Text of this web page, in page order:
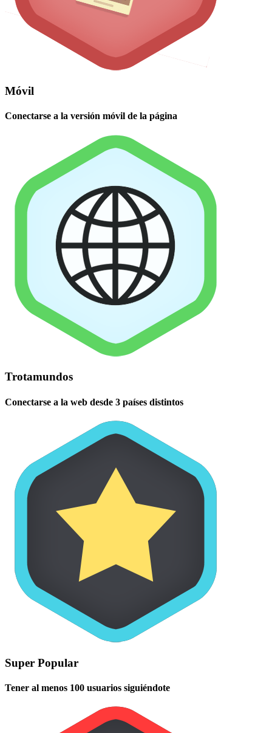
Móvil
Conectarse a la versión móvil de la página
Trotamundos
Conectarse a la web desde 3 países distintos
Super Popular
Tener al menos 100 usuarios siguiéndote